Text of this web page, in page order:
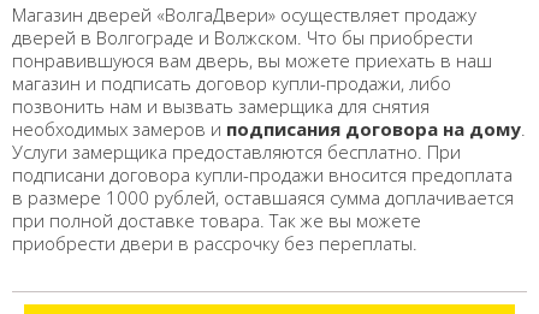
Магазин дверей «ВолгаДвери» осуществляет продажу
дверей в Волгограде и Волжском. Что бы приобрести
понравившуюся вам дверь, вы можете приехать в наш
магазин и подписать договор купли-продажи, либо
позвонить нам и вызвать замерщика для снятия
необходимых замеров и подписания договора на дому
Услуги замерщика предоставляются бесплатно. При
подписани договора купли-продажи вносится предоплата
в размере 1000 рублей, оставшаяся сумма доплачивается
при полной доставке товара. Так же вы можете
приобрести двери в рассрочку без переплаты.